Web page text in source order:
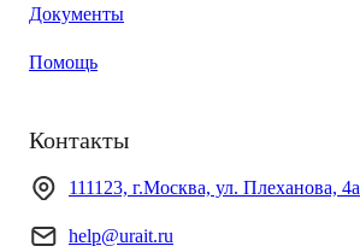
Документы
Помощь
Контакты
111123, г.Москва, ул. Плеханова, 4а
help@urait.ru